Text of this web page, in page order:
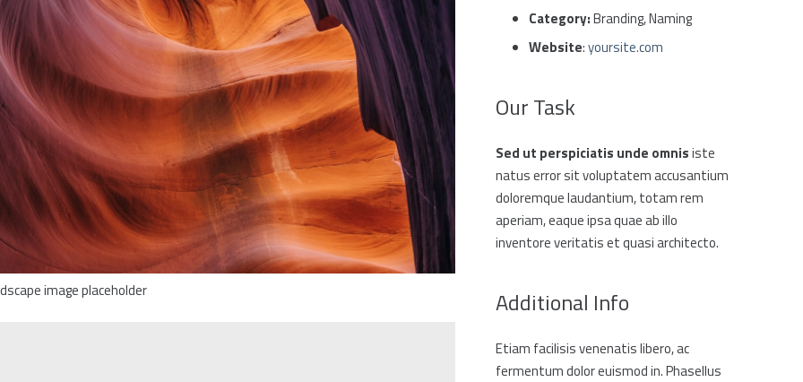
image placeholder
Category:Branding, Naming
Website:yoursite.com
Our Task
Sed ut perspiciatis unde omnisiste
natus error sit voluptatem accusantium
doloremque laudantium, totam rem
aperiam, eaque ipsa quae ab illo
inventore veritatis et quasi architecto.
Additional Info
Etiam facilisis venenatis libero, ac
fermentum dolor euismod in. Phasellus